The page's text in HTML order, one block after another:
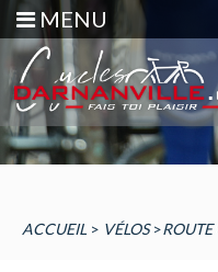
MENU
ACCUEIL > VÉLOS>ROUTE